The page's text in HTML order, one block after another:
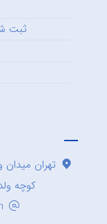
ثبت
تهران میدان
کوچه ولدی پلاک